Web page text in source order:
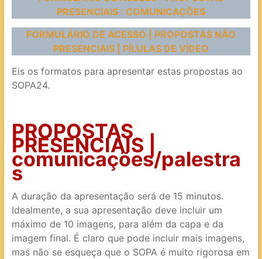
PRESENCIAIS : COMUNICAÇÕES
FORMULÁRIO DE ACESSO | PROPOSTAS NÃO
PRESENCIAIS | PÍLULAS DE VÍDEO
Eis os formatos para apresentar estas propostas ao
SOPA24.
PROPOSTAS
PRESENCIAIS |
comunicações/palestra
s
A duração da apresentação será de 15 minutos.
Idealmente, a sua apresentação deve incluir um
máximo de 10 imagens, para além da capa e da
imagem final. É claro que pode incluir mais imagens,
mas não se esqueça que o SOPA é muito rigorosa em